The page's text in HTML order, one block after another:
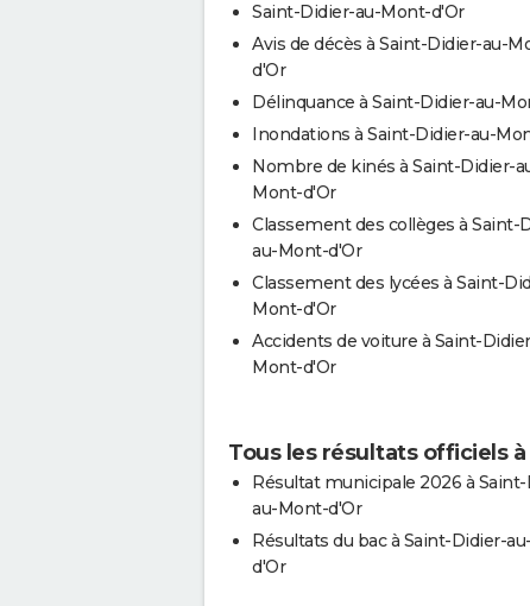
Saint-Didier-au-Mont-d'Or
Avis de décès à Saint-Didier-au-
d'Or
Délinquance à Saint-Didier-au-
Inondations à Saint-Didier-au-
Nombre de kinés à Saint-Didier-
Mont-d'Or
Classement des collèges à Saint-
au-Mont-d'Or
Classement des lycées à Saint-
Mont-d'Or
Accidents de voiture à Saint-
Mont-d'Or
Tous les résultats officiels
Résultat municipale 2026 à
au-Mont-d'Or
Résultats du bac à Saint-Didier-
d'Or